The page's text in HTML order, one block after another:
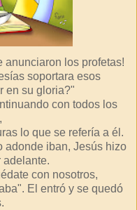
anunciaron los profetas!
soportara esos
en su gloria?"
con todos los
lo que se refería a él.
adonde iban, Jesús hizo
adelante.
con nosotros,
El entró y se quedó